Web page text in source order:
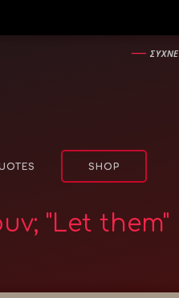
―
SHOP
"Let them"